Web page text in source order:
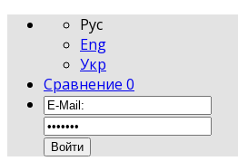
Рус
Eng
Укр
Сравнение 0